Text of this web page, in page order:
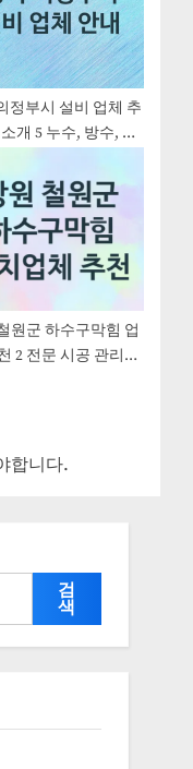
정부시 설비 업체 추
개 5 누수, 방수, 막
원군 하수구막힘 업
2 전문 시공 관리업
합니다.
검
색